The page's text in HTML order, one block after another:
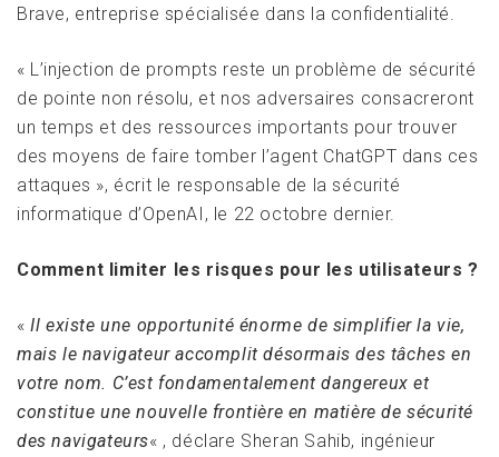
Brave, entreprise spécialisée dans la confidentialité.
« L’injection de prompts reste un problème de sécurité
de pointe non résolu, et nos adversaires consacreront
un temps et des ressources importants pour trouver
des moyens de faire tomber l’agent ChatGPT dans ces
attaques », écrit le responsable de la sécurité
informatique d’OpenAI, le 22 octobre dernier.
Comment limiter les risques pour les utilisateurs ?
«Il existe une opportunité énorme de simplifier la vie,
mais le navigateur accomplit désormais des tâches en
votre nom. C’est fondamentalement dangereux et
constitue une nouvelle frontière en matière de sécurité
des navigateurs« , déclare Sheran Sahib, ingénieur